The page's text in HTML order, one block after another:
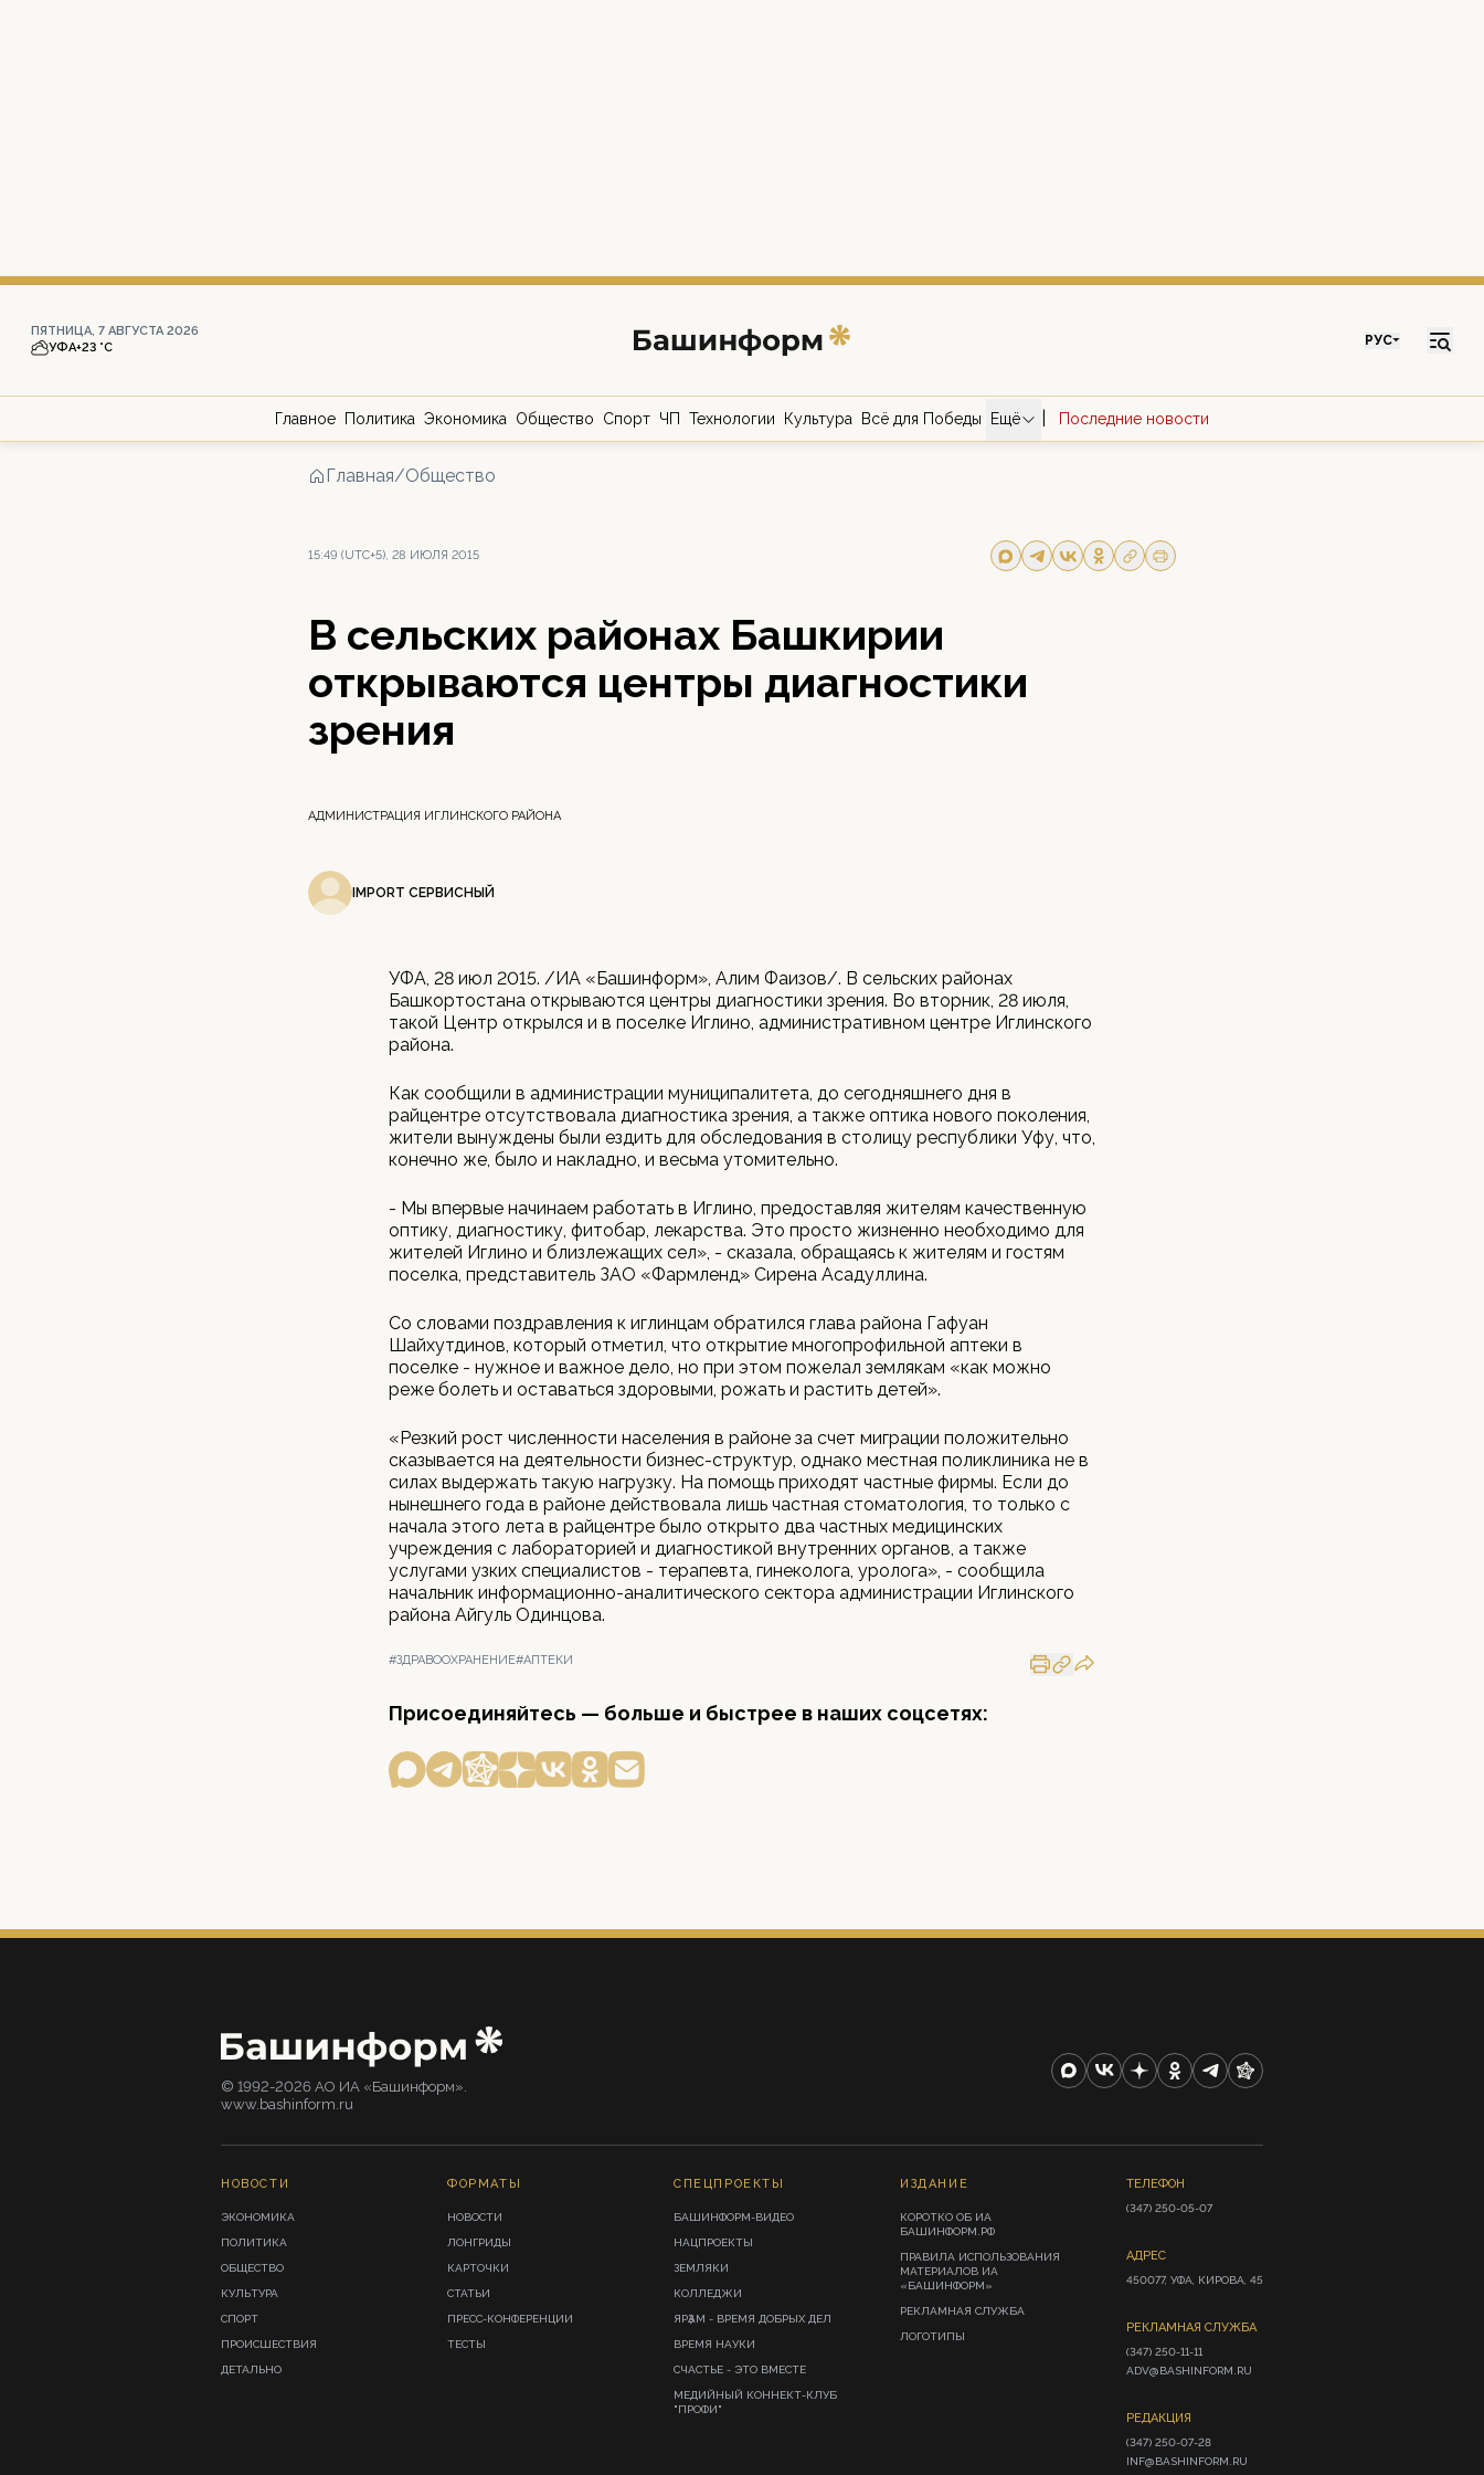
ПЯТНИЦА, 7 АВГУСТА 2026
УФА+23 °С РУС
Главное Политика Экономика Общество Спорт ЧП Технологии Культура Всё для Победы Ещё Последние новости
Главная/Общество
15:49 (UTC+5), 28 ИЮЛЯ 2015
В сельских районах Башкирии
открываются центры диагностики
зрения
АДМИНИСТРАЦИЯ ИГЛИНСКОГО РАЙОНА
IMPORT СЕРВИСНЫЙ
УФА, 28 июл 2015. /ИА «Башинформ», Алим Фаизов/. В сельских районах
Башкортостана открываются центры диагностики зрения. Во вторник, 28 июля,
такой Центр открылся и в поселке Иглино, административном центре Иглинского
района.
Как сообщили в администрации муниципалитета, до сегодняшнего дня в
райцентре отсутствовала диагностика зрения, а также оптика нового поколения,
жители вынуждены были ездить для обследования в столицу республики Уфу, что,
конечно же, было и накладно, и весьма утомительно.
- Мы впервые начинаем работать в Иглино, предоставляя жителям качественную
оптику, диагностику, фитобар, лекарства. Это просто жизненно необходимо для
жителей Иглино и близлежащих сел», - сказала, обращаясь к жителям и гостям
поселка, представитель ЗАО «Фармленд» Сирена Асадуллина.
Со словами поздравления к иглинцам обратился глава района Гафуан
Шайхутдинов, который отметил, что открытие многопрофильной аптеки в
поселке - нужное и важное дело, но при этом пожелал землякам «как можно
реже болеть и оставаться здоровыми, рожать и растить детей».
«Резкий рост численности населения в районе за счет миграции положительно
сказывается на деятельности бизнес-структур, однако местная поликлиника не в
силах выдержать такую нагрузку. На помощь приходят частные фирмы. Если до
нынешнего года в районе действовала лишь частная стоматология, то только с
начала этого лета в райцентре было открыто два частных медицинских
учреждения с лабораторией и диагностикой внутренних органов, а также
услугами узких специалистов - терапевта, гинеколога, уролога», - сообщила
начальник информационно-аналитического сектора администрации Иглинского
района Айгуль Одинцова.
#ЗДРАВООХРАНЕНИЕ#АПТЕКИ
Присоединяйтесь — больше и быстрее в наших соцсетях:
© 1992-2026 АО ИА «Башинформ».
www.bashinform.ru
НОВОСТИ
ЭКОНОМИКА
ПОЛИТИКА
ОБЩЕСТВО
КУЛЬТУРА
СПОРТ
ПРОИСШЕСТВИЯ
ДЕТАЛЬНО
ФОРМАТЫ
НОВОСТИ
ЛОНГРИДЫ
КАРТОЧКИ
СТАТЬИ
ПРЕСС-КОНФЕРЕНЦИИ
ТЕСТЫ
СПЕЦПРОЕКТЫ
БАШИНФОРМ-ВИДЕО
НАЦПРОЕКТЫ
ЗЕМЛЯКИ
КОЛЛЕДЖИ
ЯРҘАМ - ВРЕМЯ ДОБРЫХ ДЕЛ
ВРЕМЯ НАУКИ
СЧАСТЬЕ - ЭТО ВМЕСТЕ
МЕДИЙНЫЙ КОННЕКТ-КЛУБ
"ПРОФИ"
ИЗДАНИЕ
КОРОТКО ОБ ИА
БАШИНФОРМ.РФ
ПРАВИЛА ИСПОЛЬЗОВАНИЯ
МАТЕРИАЛОВ ИА
«БАШИНФОРМ»
РЕКЛАМНАЯ СЛУЖБА
ЛОГОТИПЫ
ТЕЛЕФОН
(347) 250-05-07
АДРЕС
450077, УФА, КИРОВА, 45
РЕКЛАМНАЯ СЛУЖБА
(347) 250-11-11
ADV@BASHINFORM.RU
РЕДАКЦИЯ
(347) 250-07-28
INF@BASHINFORM.RU